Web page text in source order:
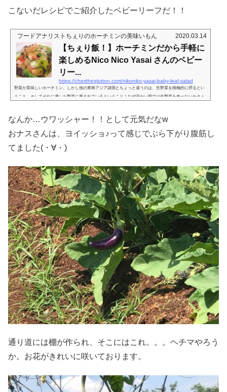
こないだレシピでご紹介したベビーリーフだ！！
フードアナリストちぇりのホーチミンの美味いもん 2020.03.14
【ちぇり飯！】ホーチミンだから手軽に
楽しめるNico Nico Yasai さんのベビー
リー...
https://cheritheglutton.com/nikoniko-yasai-baby-leaf-salad
野菜が美味しいホーチミン。しかし他の東南アジア諸国とちょっと違うのは、生野菜を積極的に摂るとい
うこと。そしてそれに適した野菜に恵まれているということ！なぜ温かい国では生野菜を食べないかまぁ
す。何だったら「ベトナムで生野菜なんて食うもんじゃない！」みたいな指導がガイドブックなんかには
ありますものね。なぜか。生...
なんか…ウワッシャー！！として元気だなw
おナスさんは、ヨイッショ♪って感じでぶら下がり腹筋し
てました(・∀・)
通り道には棚が作られ、そこにはこれ。。。ヘチマやろう
か。お花がきれいに咲いております。